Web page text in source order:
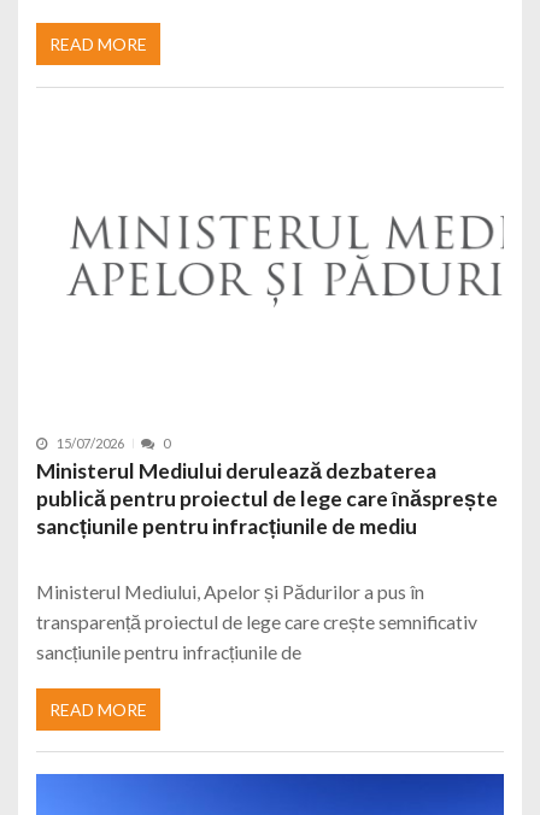
READ MORE
15/07/2026 0
Ministerul Mediului derulează dezbaterea
publică pentru proiectul de lege care înăsprește
sancțiunile pentru infracțiunile de mediu
Ministerul Mediului, Apelor și Pădurilor a pus în
transparență proiectul de lege care crește semnificativ
sancțiunile pentru infracțiunile de
READ MORE